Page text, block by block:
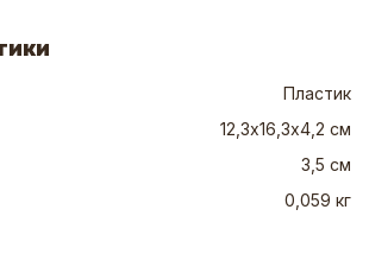
Пластик
12,3х16,3х4,2 см
3,5 см
0,059 кг